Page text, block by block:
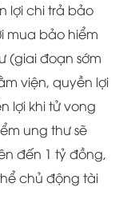
lợi chi trả bảo
mua bảo hiểm
(giai đoạn sớm
viện, quyền lợi
lợi khi tử vong
ung thư sẽ
đến 1 tỷ đồng,
chủ động tài